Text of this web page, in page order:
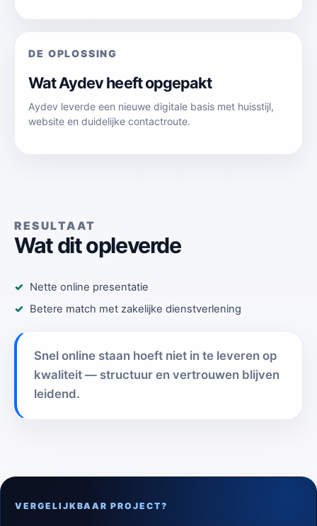
DE OPLOSSING
Wat Aydev heeft opgepakt
Aydev leverde een nieuwe digitale basis met huisstijl,
website en duidelijke contactroute.
RESULTAAT
Wat dit opleverde
Nette online presentatie
Betere match met zakelijke dienstverlening
Snel online staan hoeft niet in te leveren op
kwaliteit — structuur en vertrouwen blijven
leidend.
VERGELIJKBAAR PROJECT?